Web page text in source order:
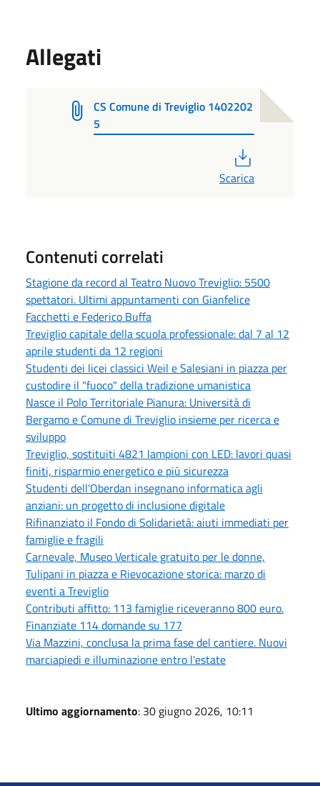
Allegati
CS Comune di Treviglio 1402202
5
Scarica
Contenuti correlati
Stagione da record al Teatro Nuovo Treviglio: 5500
spettatori. Ultimi appuntamenti con Gianfelice
Facchetti e Federico Buffa
Treviglio capitale della scuola professionale: dal 7 al 12
aprile studenti da 12 regioni
Studenti dei licei classici Weil e Salesiani in piazza per
custodire il "fuoco" della tradizione umanistica
Nasce il Polo Territoriale Pianura: Università di
Bergamo e Comune di Treviglio insieme per ricerca e
sviluppo
Treviglio, sostituiti 4821 lampioni con LED: lavori quasi
finiti, risparmio energetico e più sicurezza
Studenti dell'Oberdan insegnano informatica agli
anziani: un progetto di inclusione digitale
Rifinanziato il Fondo di Solidarietà: aiuti immediati per
famiglie e fragili
Carnevale, Museo Verticale gratuito per le donne,
Tulipani in piazza e Rievocazione storica: marzo di
eventi a Treviglio
Contributi affitto: 113 famiglie riceveranno 800 euro.
Finanziate 114 domande su 177
Via Mazzini, conclusa la prima fase del cantiere. Nuovi
marciapiedi e illuminazione entro l'estate
Ultimo aggiornamento: 30 giugno 2026, 10:11